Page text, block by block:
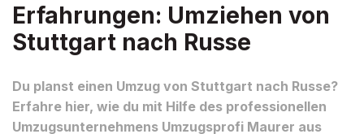
Erfahrungen: Umziehen von
Stuttgart nach Russe
Du planst einen Umzug von Stuttgart nach Russe?
Erfahre hier, wie du mit Hilfe des professionellen
Umzugsunternehmens Umzugsprofi Maurer aus